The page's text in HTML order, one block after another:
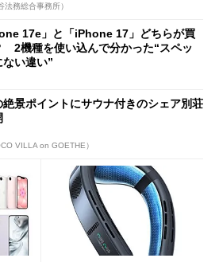
法務総合事務所）
17e」と「iPhone 17」どちらが買
2機種を使い込んで分かった“スペッ
ない違い”
絶景ポイントにサウナ付きのシェア別荘
VILLA on GOETHE）